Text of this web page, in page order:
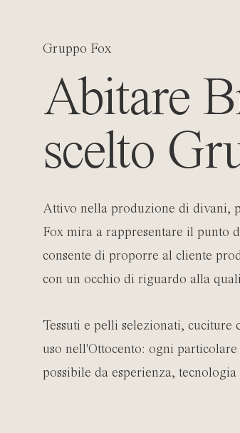
Gruppo Fox
Abitare
scelto
Attivo nella produzione di divani,
Fox mira a rappresentare il punto
consente di proporre al cliente
con un occhio di riguardo alla
Tessuti e pelli selezionati,
uso nell'Ottocento: ogni
possibile da esperienza,